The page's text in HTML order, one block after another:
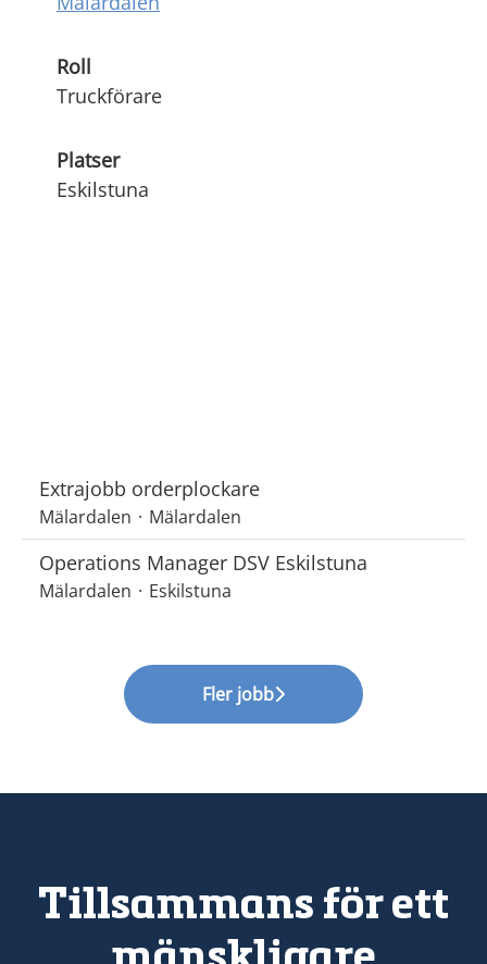
Roll
Truckförare
Platser
Eskilstuna
Extrajobb orderplockare
Mälardalen · Mälardalen
Operations Manager DSV Eskilstuna
Mälardalen · Eskilstuna
Fler jobb
Tillsammans för ett